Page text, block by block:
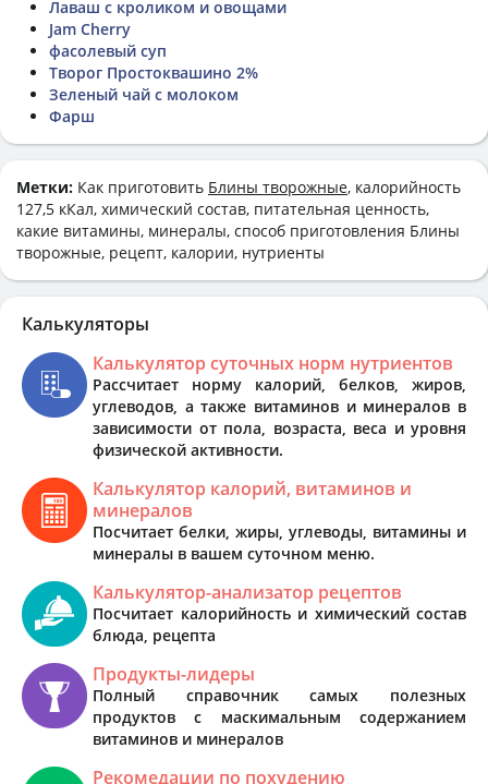
Лаваш с кроликом и овощами
Jam Cherry
фасолевый суп
Творог Простоквашино 2%
Зеленый чай с молоком
Фарш
Метки: Как приготовить Блины творожные, калорийность
127,5 кКал, химический состав, питательная ценность,
какие витамины, минералы, способ приготовления Блины
творожные, рецепт, калории, нутриенты
Калькуляторы
Калькулятор суточных норм нутриентов
Рассчитает норму калорий, белков, жиров,
углеводов, а также витаминов и минералов в
зависимости от пола, возраста, веса и уровня
физической активности.
Калькулятор калорий, витаминов и
минералов
Посчитает белки, жиры, углеводы, витамины и
минералы в вашем суточном меню.
Калькулятор-анализатор рецептов
Посчитает калорийность и химический состав
блюда, рецепта
Продукты-лидеры
Полный справочник самых полезных
продуктов с маскимальным содержанием
витаминов и минералов
Рекомедации по похудению